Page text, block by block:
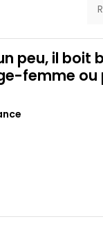
peu, il boit
femme ou